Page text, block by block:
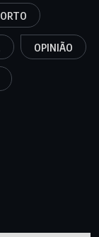
OPINIÃO